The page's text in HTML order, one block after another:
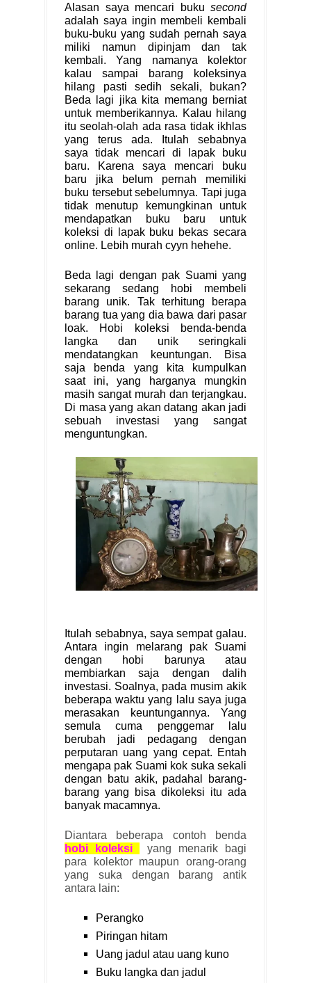
Alasan saya mencari buku second
adalah saya ingin membeli kembali
buku-buku yang sudah pernah saya
miliki namun dipinjam dan tak
kembali. Yang namanya kolektor
kalau sampai barang koleksinya
hilang pasti sedih sekali, bukan?
Beda lagi jika kita memang berniat
untuk memberikannya. Kalau hilang
itu seolah-olah ada rasa tidak ikhlas
yang terus ada. Itulah sebabnya
saya tidak mencari di lapak buku
baru. Karena saya mencari buku
baru jika belum pernah memiliki
buku tersebut sebelumnya. Tapi juga
tidak menutup kemungkinan untuk
mendapatkan buku baru untuk
koleksi di lapak buku bekas secara
online. Lebih murah cyyn hehehe.
Beda lagi dengan pak Suami yang
sekarang sedang hobi membeli
barang unik. Tak terhitung berapa
barang tua yang dia bawa dari pasar
loak. Hobi koleksi benda-benda
langka dan unik seringkali
mendatangkan keuntungan. Bisa
saja benda yang kita kumpulkan
saat ini, yang harganya mungkin
masih sangat murah dan terjangkau.
Di masa yang akan datang akan jadi
sebuah investasi yang sangat
menguntungkan.
Itulah sebabnya, saya sempat galau.
Antara ingin melarang pak Suami
dengan hobi barunya atau
membiarkan saja dengan dalih
investasi. Soalnya, pada musim akik
beberapa waktu yang lalu saya juga
merasakan keuntungannya. Yang
semula cuma penggemar lalu
berubah jadi pedagang dengan
perputaran uang yang cepat. Entah
mengapa pak Suami kok suka sekali
dengan batu akik, padahal barang-
barang yang bisa dikoleksi itu ada
banyak macamnya.
Diantara beberapa contoh benda
hobi koleksi
yang menarik bagi
para kolektor maupun orang-orang
yang suka dengan barang antik
antara lain:
Perangko
Piringan hitam
Uang jadul atau uang kuno
Buku langka dan jadul